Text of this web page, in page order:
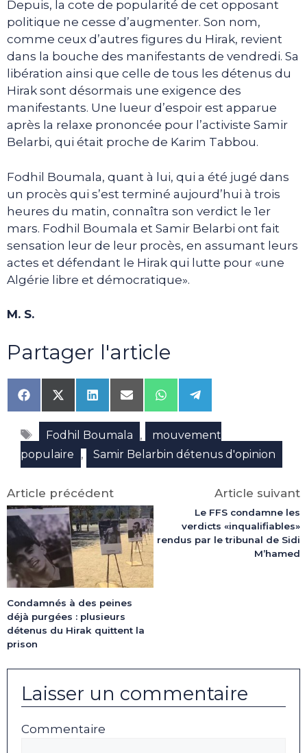
Depuis, la cote de popularité de cet opposant
politique ne cesse d’augmenter. Son nom,
comme ceux d’autres figures du Hirak, revient
dans la bouche des manifestants de vendredi. Sa
libération ainsi que celle de tous les détenus du
Hirak sont désormais une exigence des
manifestants. Une lueur d’espoir est apparue
après la relaxe prononcée pour l’activiste Samir
Belarbi, qui était proche de Karim Tabbou.
Fodhil Boumala, quant à lui, qui a été jugé dans
un procès qui s’est terminé aujourd’hui à trois
heures du matin, connaîtra son verdict le 1er
mars. Fodhil Boumala et Samir Belarbi ont fait
sensation leur de leur procès, en assumant leurs
actes et défendant le Hirak qui lutte pour «une
Algérie libre et démocratique».
M. S.
Partager l'article
Share
on
Facebook
Share
on
X
(Twitter)
Share
on
LinkedIn
Share
on
Email
Share
on
WhatsApp
Share
on
Telegram
Étiquettes
Fodhil Boumala ,
mouvement
populaire
, Samir Belarbin détenus d'opinion
Article précédent
Condamnés à des peines
déjà purgées : plusieurs
détenus du Hirak quittent la
prison
Article suivant
Le FFS condamne les
verdicts «inqualifiables»
rendus par le tribunal de Sidi
M’hamed
Laisser un commentaire
Commentaire